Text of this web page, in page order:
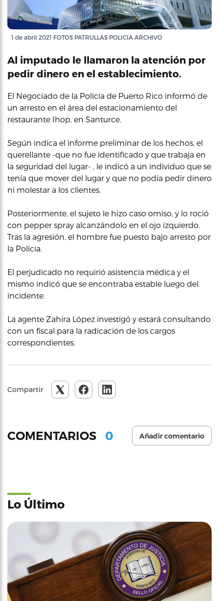
1 de abril 2021 FOTOS PATRULLAS POLICIA ARCHIVO
Al imputado le llamaron la atención por
pedir dinero en el establecimiento.
El Negociado de la Policía de Puerto Rico informó de
un arresto en el área del estacionamiento del
restaurante Ihop, en Santurce.
Según indica el informe preliminar de los hechos, el
querellante -que no fue identificado y que trabaja en
la seguridad del lugar- , le indicó a un individuo que se
tenía que mover del lugar y que no podía pedir dinero
ni molestar a los clientes.
Posteriormente, el sujeto le hizo caso omiso, y lo roció
con pepper spray alcanzándolo en el ojo izquierdo.
Tras la agresión, el hombre fue puesto bajo arresto por
la Policía.
El perjudicado no requirió asistencia médica y el
mismo indicó que se encontraba estable luego del
incidente.
La agente Zahira López investigó y estará consultando
con un fiscal para la radicación de los cargos
correspondientes.
Compartir
COMENTARIOS 0 Añadir comentario
Lo Último